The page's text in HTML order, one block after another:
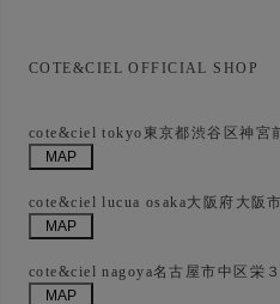
COTE&CIEL OFFICIAL SHOP
cote&ciel tokyo東京都渋谷区神
cote&ciel lucua osaka大阪府大阪
cote&ciel nagoya名古屋市中区栄